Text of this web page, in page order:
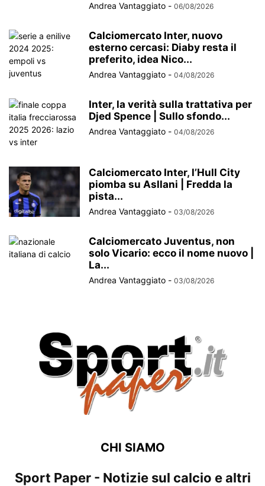
Andrea Vantaggiato - 06/08/2026
Calciomercato Inter, nuovo
esterno cercasi: Diaby resta il
preferito, idea Nico...
Andrea Vantaggiato - 04/08/2026
Inter, la verità sulla trattativa per
Djed Spence | Sullo sfondo...
Andrea Vantaggiato - 04/08/2026
Calciomercato Inter, l’Hull City
piomba su Asllani | Fredda la
pista...
Andrea Vantaggiato - 03/08/2026
Calciomercato Juventus, non
solo Vicario: ecco il nome nuovo |
La...
Andrea Vantaggiato - 03/08/2026
CHI SIAMO
Sport Paper - Notizie sul calcio e altri